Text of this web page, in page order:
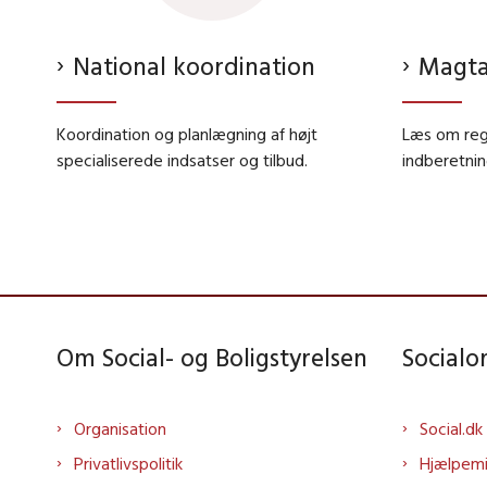
National koordination
Koordination og planlægning af højt
specialiserede indsatser og tilbud.
Læs om
Om Social- og Boligstyrelsen
Organisation
Privatlivspolitik
Social.dk